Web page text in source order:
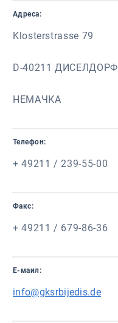
Адреса:
Klosterstrasse 79
D-40211 ДИСЕЛДОРФ
НЕМАЧКА
Телефон:
+ 49211 / 239-55-00
Факс:
+ 49211 / 679-86-36
Е-маил:
info@gksrbijedis.de